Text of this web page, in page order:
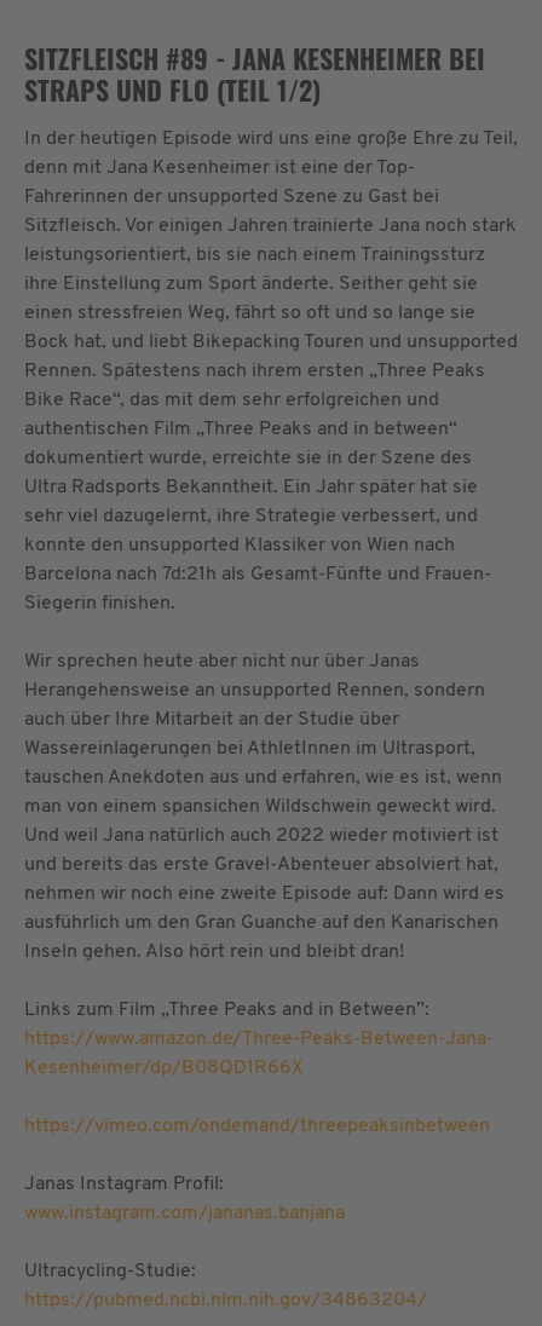
SITZFLEISCH #89 - JANA KESENHEIMER BEI
STRAPS UND FLO (TEIL 1/2)
In der heutigen Episode wird uns eine große Ehre zu Teil,
denn mit Jana Kesenheimer ist eine der Top-
Fahrerinnen der unsupported Szene zu Gast bei
Sitzfleisch. Vor einigen Jahren trainierte Jana noch stark
leistungsorientiert, bis sie nach einem Trainingssturz
ihre Einstellung zum Sport änderte. Seither geht sie
einen stressfreien Weg, fährt so oft und so lange sie
Bock hat, und liebt Bikepacking Touren und unsupported
Rennen. Spätestens nach ihrem ersten „Three Peaks
Bike Race“, das mit dem sehr erfolgreichen und
authentischen Film „Three Peaks and in between“
dokumentiert wurde, erreichte sie in der Szene des
Ultra Radsports Bekanntheit. Ein Jahr später hat sie
sehr viel dazugelernt, ihre Strategie verbessert, und
konnte den unsupported Klassiker von Wien nach
Barcelona nach 7d:21h als Gesamt-Fünfte und Frauen-
Siegerin finishen.
Wir sprechen heute aber nicht nur über Janas
Herangehensweise an unsupported Rennen, sondern
auch über Ihre Mitarbeit an der Studie über
Wassereinlagerungen bei AthletInnen im Ultrasport,
tauschen Anekdoten aus und erfahren, wie es ist, wenn
man von einem spansichen Wildschwein geweckt wird.
Und weil Jana natürlich auch 2022 wieder motiviert ist
und bereits das erste Gravel-Abenteuer absolviert hat,
nehmen wir noch eine zweite Episode auf: Dann wird es
ausführlich um den Gran Guanche auf den Kanarischen
Inseln gehen. Also hört rein und bleibt dran!
Links zum Film „Three Peaks and in Between”:
https://www.amazon.de/Three-Peaks-Between-Jana-
Kesenheimer/dp/B08QD1R66X
https://vimeo.com/ondemand/threepeaksinbetween
Janas Instagram Profil:
www.instagram.com/jananas.banjana
Ultracycling-Studie:
https://pubmed.ncbi.nlm.nih.gov/34863204/